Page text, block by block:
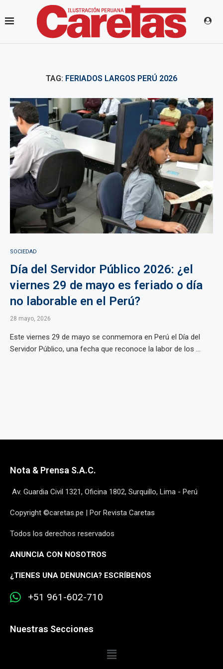
TAG: FERIADOS LARGOS PERÚ 2026
SOCIEDAD
Día del Servidor Público 2026: ¿el
viernes 29 de mayo es feriado o día
no laborable en el Perú?
28 mayo, 2026
Este viernes 29 de mayo se conmemora en Perú el Día del
Servidor Público, una fecha que reconoce la labor de los ...
Nota & Prensa S.A.C.
Av. Guardia Civil 1321, Oficina 1802, Surquillo, Lima - Perú
Copyright ©caretas.pe | Por Revista Caretas
Todos los derechos reservados
ANUNCIA CON NOSOTROS
¿TIENES UNA DENUNCIA? ESCRÍBENOS
+51 961-602-710
Nuestras Secciones